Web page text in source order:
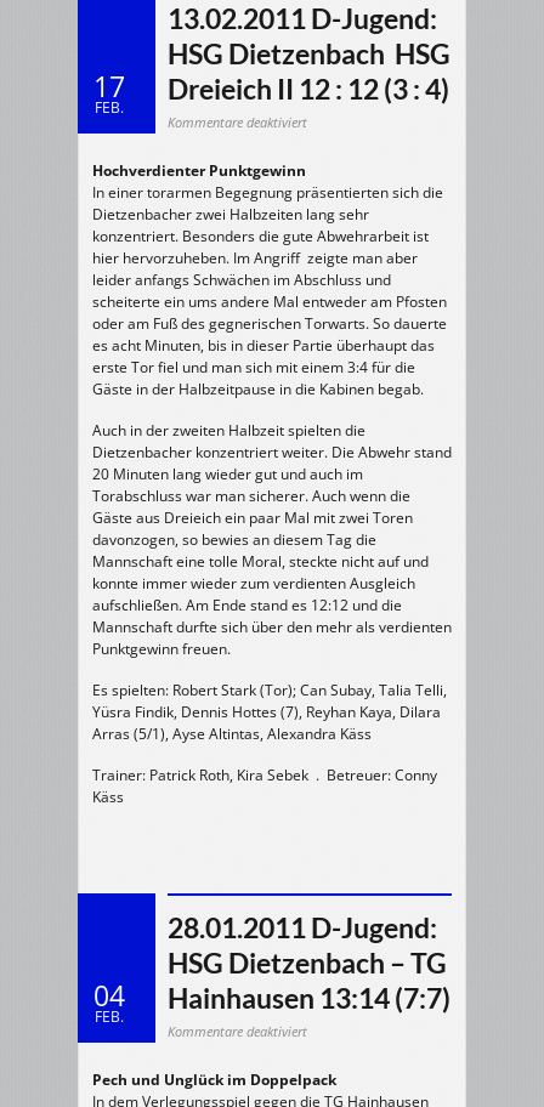
17
FEB.
13.02.2011 D-Jugend:
HSG Dietzenbach  HSG
Dreieich II 12 : 12 (3 : 4)
Kommentare deaktiviertfür
HSG
Dreieich
II
12
:
12
(3
:
4)
Hochverdienter Punktgewinn
In einer torarmen Begegnung präsentierten sich die
Dietzenbacher zwei Halbzeiten lang sehr
konzentriert. Besonders die gute Abwehrarbeit ist
hier hervorzuheben. Im Angriff zeigte man aber
leider anfangs Schwächen im Abschluss und
scheiterte ein ums andere Mal entweder am Pfosten
oder am Fuß des gegnerischen Torwarts. So dauerte
es acht Minuten, bis in dieser Partie überhaupt das
erste Tor fiel und man sich mit einem 3:4 für die
Gäste in der Halbzeitpause in die Kabinen begab.
Auch in der zweiten Halbzeit spielten die
Dietzenbacher konzentriert weiter. Die Abwehr stand
20 Minuten lang wieder gut und auch im
Torabschluss war man sicherer. Auch wenn die
Gäste aus Dreieich ein paar Mal mit zwei Toren
davonzogen, so bewies an diesem Tag die
Mannschaft eine tolle Moral, steckte nicht auf und
konnte immer wieder zum verdienten Ausgleich
aufschließen. Am Ende stand es 12:12 und die
Mannschaft durfte sich über den mehr als verdienten
Punktgewinn freuen.
Es spielten: Robert Stark (Tor); Can Subay, Talia Telli,
Yüsra Findik, Dennis Hottes (7), Reyhan Kaya, Dilara
Arras (5/1), Ayse Altintas, Alexandra Käss
Trainer: Patrick Roth, Kira Sebek . Betreuer: Conny
Käss
04
FEB.
28.01.2011 D-Jugend:
HSG Dietzenbach – TG
Hainhausen 13:14 (7:7)
Kommentare deaktiviertfür
HSG
Dietzenbach
–
Pech und Unglück im Doppelpack
In dem Verlegungsspiel gegen die TG Hainhausen